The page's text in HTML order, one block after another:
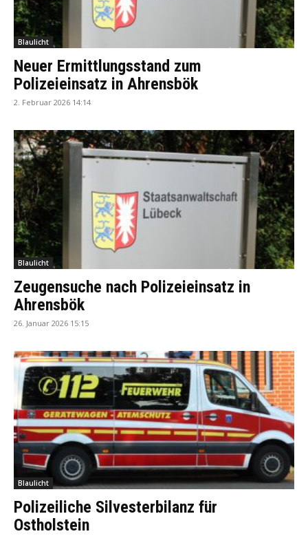
Blaulicht
Neuer Ermittlungsstand zum
Polizeieinsatz in Ahrensbök
2. Februar 2026 14:14
Blaulicht
Zeugensuche nach Polizeieinsatz in
Ahrensbök
26. Januar 2026 15:15
Blaulicht
Polizeiliche Silvesterbilanz für
Ostholstein